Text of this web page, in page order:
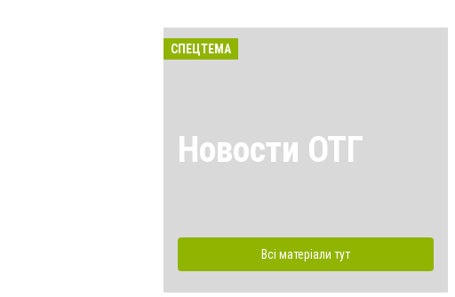
СПЕЦТЕМА
Новости ОТГ
Всі матеріали тут